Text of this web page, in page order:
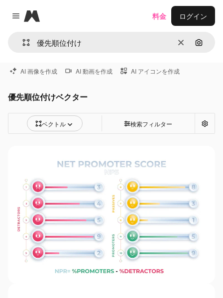
Close menu
Magnific
消去 画像で
料金 ログイン
AI 画像を作成 AI 動画を作成 AI アイコンを作成
優先順位付けベクター
ベクトル 検索フィルター